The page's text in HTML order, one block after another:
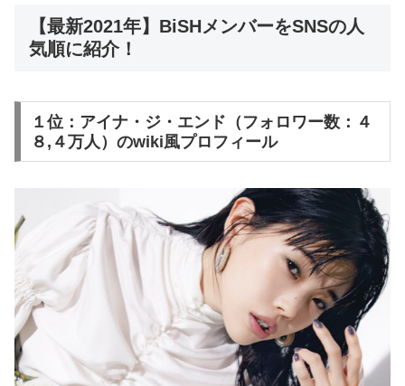
【最新2021年】BiSHメンバーをSNSの人
気順に紹介！
１位：アイナ・ジ・エンド（フォロワー数：４
８,４万人）のwiki風プロフィール